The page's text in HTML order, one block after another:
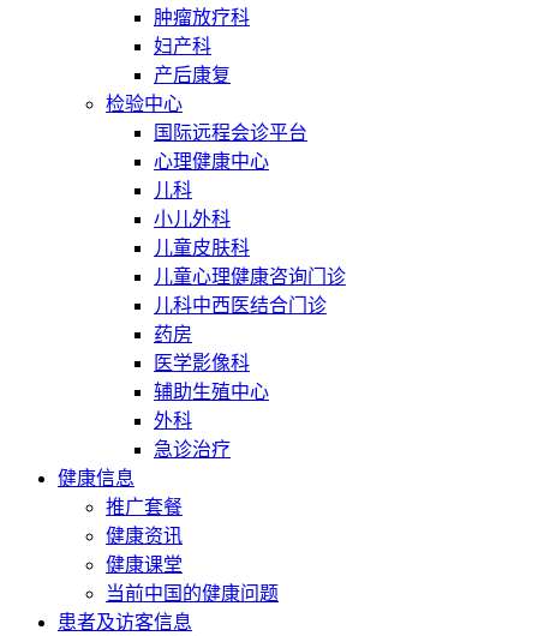
肿瘤放疗科
妇产科
产后康复
检验中心
国际远程会诊平台
心理健康中心
儿科
小儿外科
儿童皮肤科
儿童心理健康咨询门诊
儿科中西医结合门诊
药房
医学影像科
辅助生殖中心
外科
急诊治疗
健康信息
推广套餐
健康资讯
健康课堂
当前中国的健康问题
患者及访客信息